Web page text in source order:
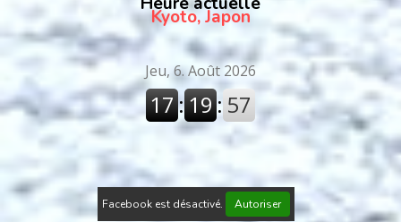
Kyoto, Japon
Facebook est désactivé. Autoriser